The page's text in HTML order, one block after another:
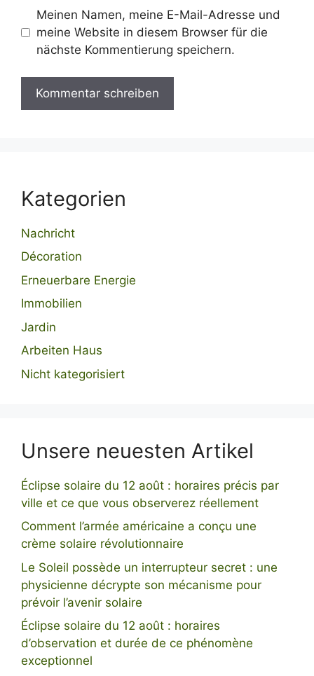
Meinen Namen, meine E-Mail-Adresse und
meine Website in diesem Browser für die
nächste Kommentierung speichern.
Kategorien
Nachricht
Décoration
Erneuerbare Energie
Immobilien
Jardin
Arbeiten Haus
Nicht kategorisiert
Unsere neuesten Artikel
Éclipse solaire du 12 août : horaires précis par
ville et ce que vous observerez réellement
Comment l’armée américaine a conçu une
crème solaire révolutionnaire
Le Soleil possède un interrupteur secret : une
physicienne décrypte son mécanisme pour
prévoir l’avenir solaire
Éclipse solaire du 12 août : horaires
d’observation et durée de ce phénomène
exceptionnel